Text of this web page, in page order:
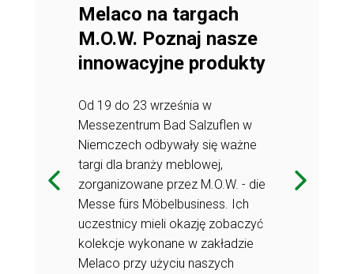
Melaco na targach
M.O.W. Poznaj nasze
innowacyjne produkty
Od 19 do 23 września w
Messezentrum Bad Salzuflen w
Niemczech odbywały się ważne
targi dla branży meblowej,
zorganizowane przez M.O.W. - die
Messe fürs Möbelbusiness. Ich
uczestnicy mieli okazję zobaczyć
kolekcje wykonane w zakładzie
Melaco przy użyciu naszych
wszelkie
ponieważ